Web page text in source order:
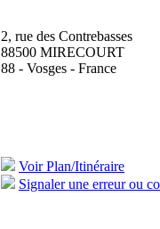
2, rue des Contrebasses
88500 MIRECOURT
88 - Vosges - France
Voir Plan/Itinéraire
Signaler une erreur ou